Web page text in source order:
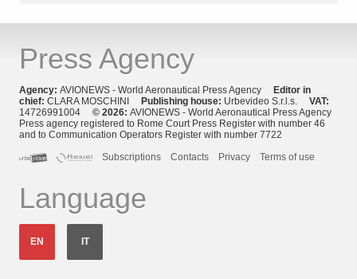
Press Agency
Agency: AVIONEWS - World Aeronautical Press Agency
Editor in
chief: CLARA MOSCHINI Publishing house: Urbevideo S.r.l.s. VAT:
14726991004 © 2026: AVIONEWS - World Aeronautical Press Agency
Press agency registered to Rome Court Press Register with number 46
and to Communication Operators Register with number 7722
Subscriptions
Contacts Privacy Terms of use
Language
EN IT